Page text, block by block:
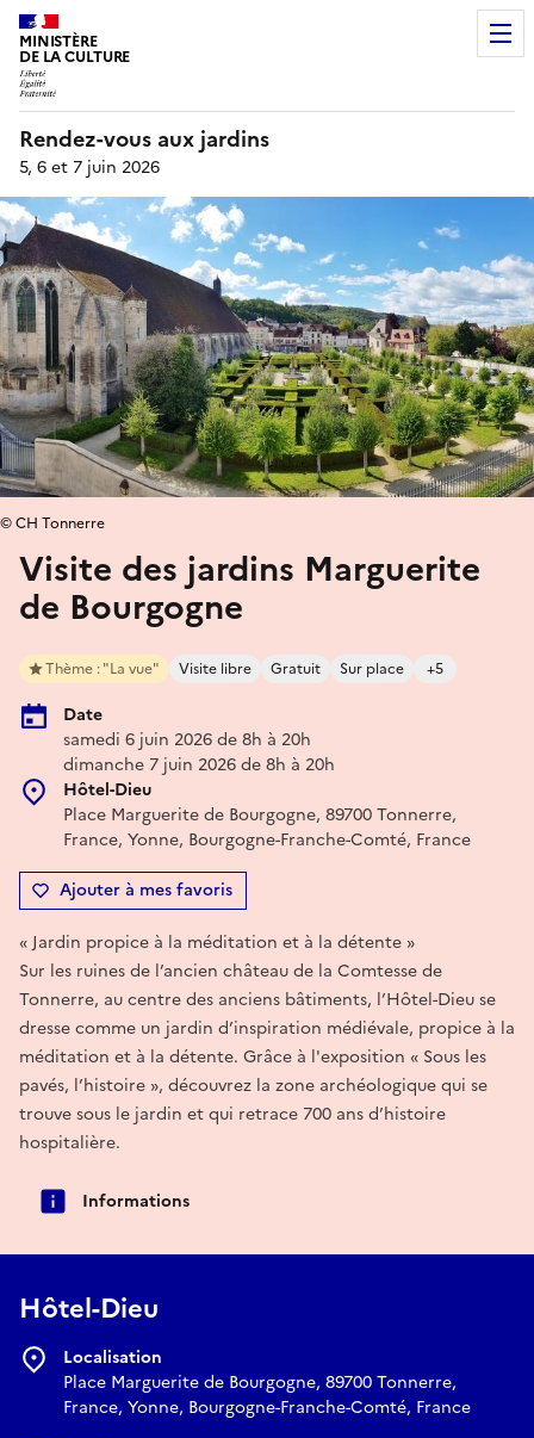
MINISTÈRE
DE LA CULTURE
Rendez-vous aux jardins
5, 6 et 7 juin 2026
Visite des jardins Marguerite
de Bourgogne
Thème : "La vue" Visite libre Gratuit Sur place +5
Date
samedi 6 juin 2026 de 8h à 20h
dimanche 7 juin 2026 de 8h à 20h
Hôtel-Dieu
Place Marguerite de Bourgogne, 89700 Tonnerre,
France, Yonne, Bourgogne-Franche-Comté, France
Ajouter à mes favoris
© CH Tonnerre
« Jardin propice à la méditation et à la détente »
Sur les ruines de l’ancien château de la Comtesse de
Tonnerre, au centre des anciens bâtiments, l’Hôtel-Dieu se
dresse comme un jardin d’inspiration médiévale, propice à la
méditation et à la détente. Grâce à l'exposition « Sous les
pavés, l’histoire », découvrez la zone archéologique qui se
trouve sous le jardin et qui retrace 700 ans d’histoire
hospitalière.
Informations
Hôtel-Dieu
Localisation
Place Marguerite de Bourgogne, 89700 Tonnerre,
France, Yonne, Bourgogne-Franche-Comté, France